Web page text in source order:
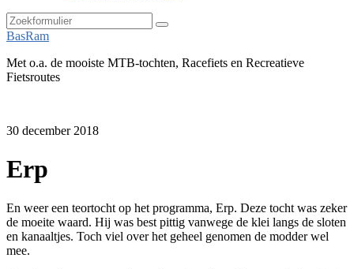
Zoeken
BasRam
Met o.a. de mooiste MTB-tochten, Racefiets en Recreatieve
Fietsroutes
30 december 2018
Erp
En weer een teortocht op het programma, Erp. Deze tocht was zeker
de moeite waard. Hij was best pittig vanwege de klei langs de sloten
en kanaaltjes. Toch viel over het geheel genomen de modder wel
mee.